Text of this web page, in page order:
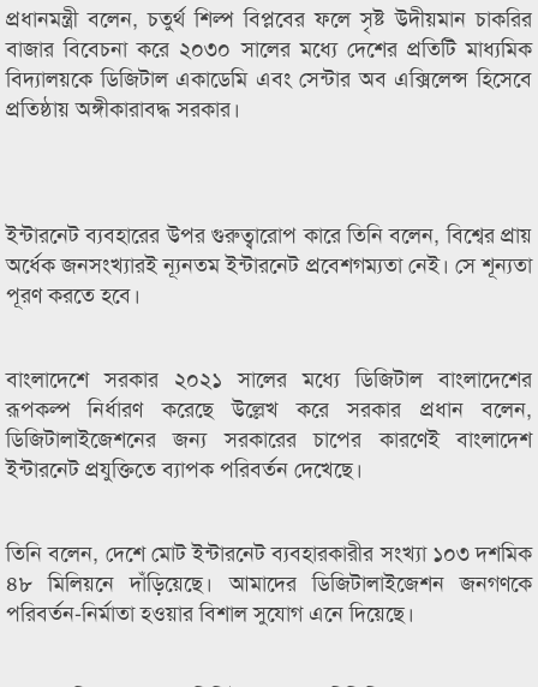
প্রধানমন্ত্রী বলেন, চতুর্থ শিল্প বিপ্লবের ফলে সৃষ্ট উদীয়মান চাকরির
বাজার বিবেচনা করে ২০৩০ সালের মধ্যে দেশের প্রতিটি মাধ্যমিক
বিদ্যালয়কে ডিজিটাল একাডেমি এবং সেন্টার অব এক্সিলেন্স হিসেবে
প্রতিষ্ঠায় অঙ্গীকারাবদ্ধ সরকার।
ইন্টারনেট ব্যবহারের উপর গুরুত্বারোপ কারে তিনি বলেন, বিশ্বের প্রায়
অর্ধেক জনসংখ্যারই ন্যূনতম ইন্টারনেট প্রবেশগম্যতা নেই। সে শূন্যতা
পূরণ করতে হবে।
বাংলাদেশে সরকার ২০২১ সালের মধ্যে ডিজিটাল বাংলাদেশের
রূপকল্প নির্ধারণ করেছে উল্লেখ করে সরকার প্রধান বলেন,
ডিজিটালাইজেশনের জন্য সরকারের চাপের কারণেই বাংলাদেশ
ইন্টারনেট প্রযুক্তিতে ব্যাপক পরিবর্তন দেখেছে।
তিনি বলেন, দেশে মোট ইন্টারনেট ব্যবহারকারীর সংখ্যা ১০৩ দশমিক
৪৮ মিলিয়নে দাঁড়িয়েছে। আমাদের ডিজিটালাইজেশন জনগণকে
পরিবর্তন-নির্মাতা হওয়ার বিশাল সুযোগ এনে দিয়েছে।